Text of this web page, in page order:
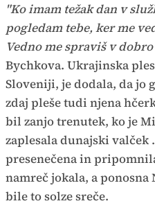
"Ko imam težak dan v
pogledam tebe, ker me
Vedno me spraviš v
Bychkova. Ukrajinska
Sloveniji, je dodala, da jo
zdaj pleše tudi njena
bil zanjo trenutek, ko je
zaplesala dunajski valček
presenečena in
namreč jokala, a ponosna
bile to solze sreče.